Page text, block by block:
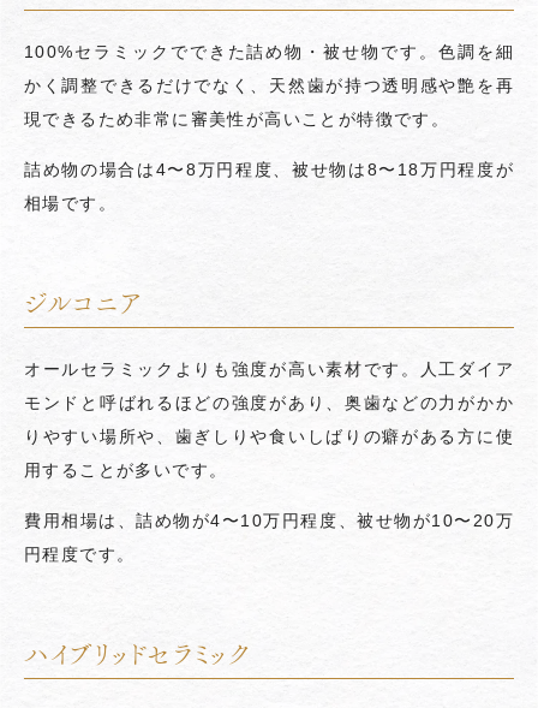
100%セラミックでできた詰め物・被せ物です。色調を細
かく調整できるだけでなく、天然歯が持つ透明感や艶を再
現できるため非常に審美性が高いことが特徴です。
詰め物の場合は4〜8万円程度、被せ物は8〜18万円程度が
相場です。
ジルコニア
オールセラミックよりも強度が高い素材です。人工ダイア
モンドと呼ばれるほどの強度があり、奥歯などの力がかか
りやすい場所や、歯ぎしりや食いしばりの癖がある方に使
用することが多いです。
費用相場は、詰め物が4〜10万円程度、被せ物が10〜20万
円程度です。
ハイブリッドセラミック